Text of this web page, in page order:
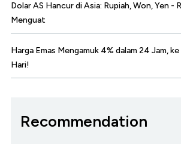
Dolar AS Hancur di Asia: Rupiah, Won, Yen -
Menguat
Harga Emas Mengamuk 4% dalam 24 Jam,
Hari!
Recommendation